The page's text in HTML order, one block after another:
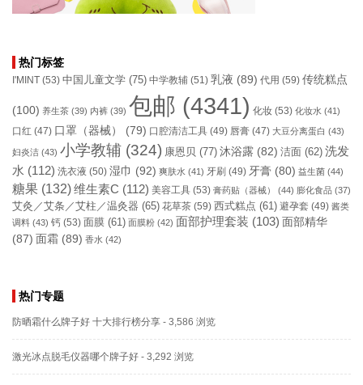
热门标签
I'MINT (53) 中国儿童文学 (75) 中学教辅 (51) 乳液 (89) 代用 (59) 传统糕点
(100) 养生茶 (39) 内裤 (39) 包邮 (4341) 化妆 (53) 化妆水 (41)
口红 (47) 口罩（器械） (79) 口腔清洁工具 (49) 唇膏 (47) 大豆分离蛋白 (43)
妇炎洁 (43) 小学教辅 (324) 康恩贝 (77) 沐浴露 (82) 洁面 (62) 洗发
水 (112) 洗衣液 (50) 湿巾 (92) 爽肤水 (41) 牙刷 (49) 牙膏 (80) 益生菌 (44)
糖果 (132)维生素C (112) 美容工具 (53) 膏药贴（器械） (44) 膨化食品 (37)
艾灸／艾条／艾柱／温灸器 (65) 花草茶 (59) 西式糕点 (61) 避孕套 (49) 酱类
调料 (43) 钙 (53) 面膜 (61) 面膜粉 (42) 面部护理套装 (103) 面部精华
(87) 面霜 (89) 香水 (42)
热门专题
防晒霜什么牌子好 十大排行榜分享 - 3,586 浏览
激光冰点脱毛仪器哪个牌子好 - 3,292 浏览